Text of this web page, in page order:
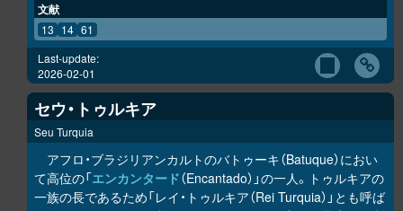
文献
13 14 61
Last-update:
2026-02-01
セウ・トゥルキア
Seu Turquia
アフロ・ブラジリアンカルトのバトゥーキ（Batuque）におい
て高位の「エンカンタード（Encantado）」の一人。トゥルキアの
一族の長であるため「レイ・トゥルキア（Rei Turquia）」とも呼ば